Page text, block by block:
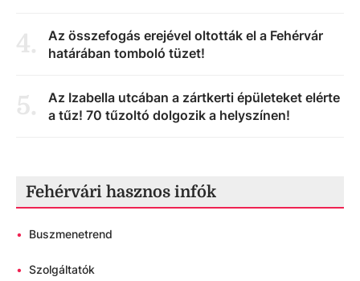
4.
Az összefogás erejével oltották el a Fehérvár
határában tomboló tüzet!
5.
Az Izabella utcában a zártkerti épületeket elérte
a tűz! 70 tűzoltó dolgozik a helyszínen!
Fehérvári hasznos infók
• Buszmenetrend
• Szolgáltatók